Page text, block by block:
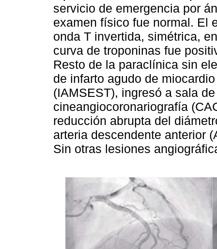
servicio de emergencia por
examen físico fue normal. El
onda T invertida, simétrica,
curva de troponinas fue
Resto de la paraclínica sin
de infarto agudo de
(IAMSEST), ingresó a sala
cineangiocoronariografía
reducción abrupta del
arteria descendente anterior
Sin otras lesiones